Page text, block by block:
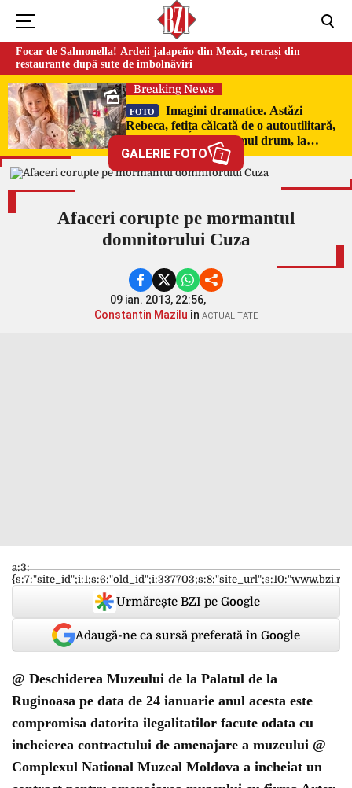
Focar de Salmonella! Ardeii jalapeño din Mexic, retrași din
restaurante după sute de îmbolnăviri
Breaking News
FOTO
Imagini dramatice. Astăzi
Rebeca, fetița călcată de o autoutilitară,
a fost condusă pe ultimul drum, la
Poduri. În sicriul alb al micuței au fost
puși pumni de bani și jucării –
GALERIE FOTO 1
Afaceri corupte pe mormantul
domnitorului Cuza
09 ian. 2013, 22:56,
Constantin Maziluîn ACTUALITATE
a:3:
Urmărește BZI pe Google
Adaugă-ne ca sursă preferată în Google
@ Deschiderea Muzeului de la Palatul de la
Ruginoasa pe data de 24 ianuarie anul acesta este
compromisa datorita ilegalitatilor facute odata cu
incheierea contractului de amenajare a muzeului @
Complexul National Muzeal Moldova a incheiat un